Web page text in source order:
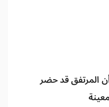
المرتفق قد حضر